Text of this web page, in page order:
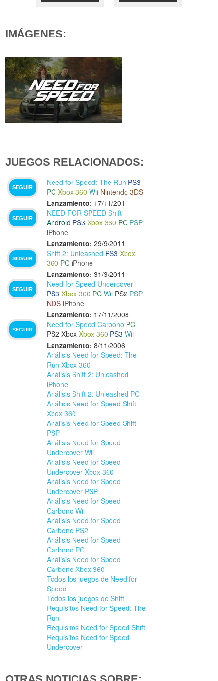
IMÁGENES:
JUEGOS RELACIONADOS:
SEGUIR
Need for Speed: The Run PS3
PC Xbox 360 Wii Nintendo 3DS
Lanzamiento: 17/11/2011
SEGUIR
NEED FOR SPEED Shift
Android PS3 Xbox 360 PC PSP
iPhone
Lanzamiento: 29/9/2011
SEGUIR
Shift 2: Unleashed PS3 Xbox
360 PC iPhone
Lanzamiento: 31/3/2011
SEGUIR
Need for Speed Undercover
PS3 Xbox 360 PC Wii PS2 PSP
NDS iPhone
Lanzamiento: 17/11/2008
SEGUIR
Need for Speed Carbono PC
PS2 Xbox Xbox 360 PS3 Wii
Lanzamiento: 8/11/2006
Análisis Need for Speed: The
Run Xbox 360
Análisis Shift 2: Unleashed
iPhone
Análisis Shift 2: Unleashed PC
Análisis Need for Speed Shift
Xbox 360
Análisis Need for Speed Shift
PSP
Análisis Need for Speed
Undercover Wii
Análisis Need for Speed
Undercover Xbox 360
Análisis Need for Speed
Undercover PSP
Análisis Need for Speed
Carbono Wii
Análisis Need for Speed
Carbono PS2
Análisis Need for Speed
Carbono PC
Análisis Need for Speed
Carbono Xbox 360
Todos los juegos de Need for
Speed
Todos los juegos de Shift
Requisitos Need for Speed: The
Run
Requisitos Need for Speed Shift
Requisitos Need for Speed
Undercover